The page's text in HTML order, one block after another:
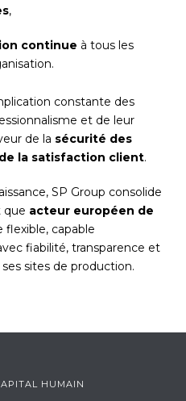
,
continue à tous les
constante des
et de leur
de la sécurité des
la satisfaction client.
SP Group consolide
que acteur européen de
flexible, capable
fiabilité, transparence et
sites de production.
HUMAIN